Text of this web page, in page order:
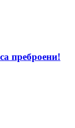
преброени!